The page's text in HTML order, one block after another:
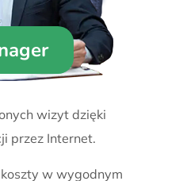
wizyt dzięki
przez Internet.
w wygodnym